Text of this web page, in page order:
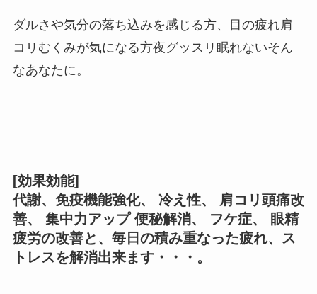
ダルさや気分の落ち込みを感じる方、目の疲れ肩
コリむくみが気になる方夜グッスリ眠れないそん
なあなたに。
[効果効能]
代謝、免疫機能強化、 冷え性、 肩コリ頭痛改
善、 集中力アップ 便秘解消、 フケ症、 眼精
疲労の改善と、毎日の積み重なった疲れ、ス
トレスを解消出来ます・・・。